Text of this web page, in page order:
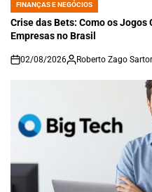
POSTED
IN
FINANÇAS E NEGÓCIOS
Crise das Bets: Como os
Empresas no Brasil
on
02/08/2026 Roberto Zago